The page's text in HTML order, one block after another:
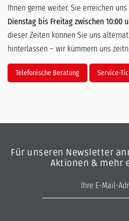
Ihnen gerne weiter. Sie erreichen uns
Dienstag bis Freitag zwischen 10:00
dieser Zeiten können Sie uns
hinterlassen – wir kümmern uns
Telefonische Beratung Service-
Für unseren Newsletter
Aktionen & mehr